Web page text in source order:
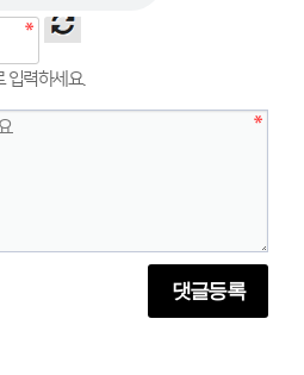
입력하세요.
댓글등록